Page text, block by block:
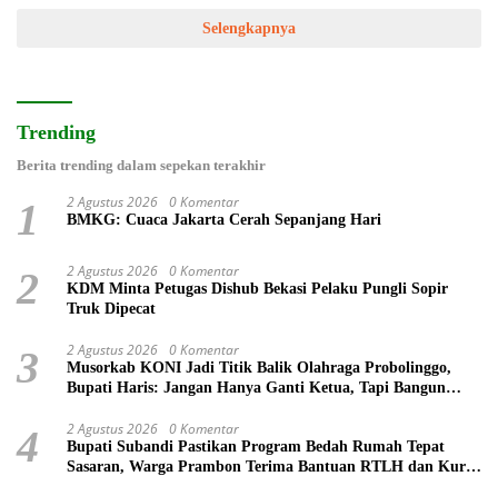
Selengkapnya
Trending
Berita trending dalam sepekan terakhir
1 2 Agustus 2026 0 Komentar
BMKG: Cuaca Jakarta Cerah Sepanjang Hari
2 2 Agustus 2026 0 Komentar
KDM Minta Petugas Dishub Bekasi Pelaku Pungli Sopir
Truk Dipecat
3 2 Agustus 2026 0 Komentar
Musorkab KONI Jadi Titik Balik Olahraga Probolinggo,
Bupati Haris: Jangan Hanya Ganti Ketua, Tapi Bangun
4 2 Agustus 2026 0 Komentar
Bupati Subandi Pastikan Program Bedah Rumah Tepat
Sasaran, Warga Prambon Terima Bantuan RTLH dan Kursi